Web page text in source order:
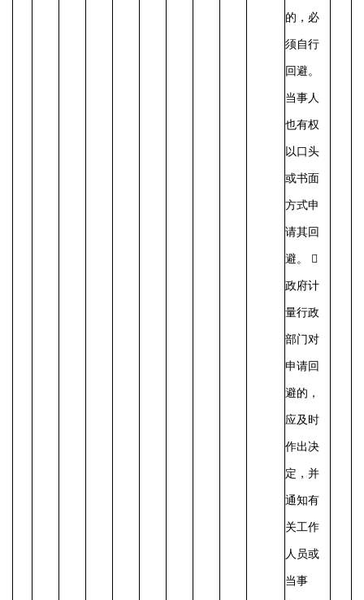
的，必
须自行
回避。
当事人
也有权
以口头
或书面
方式申
请其回
避。 
政府计
量行政
部门对
申请回
避的，
应及时
作出决
定，并
通知有
关工作
人员或
当事